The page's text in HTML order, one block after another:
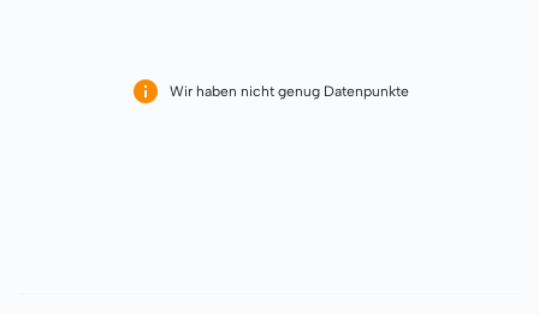
Wir haben nicht genug Datenpunkte